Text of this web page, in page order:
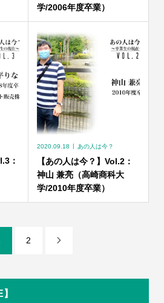
学/2006年度卒業）
：
2020.09.18 あの人は今？
【あの人は今？】Vol.2：
神山 兼亮（高崎商科大
学/2010年度卒業）
2 